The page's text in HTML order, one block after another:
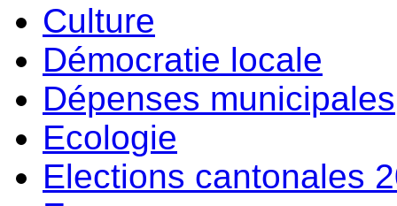
Culture
Démocratie locale
Dépenses municipales
Ecologie
Elections cantonales